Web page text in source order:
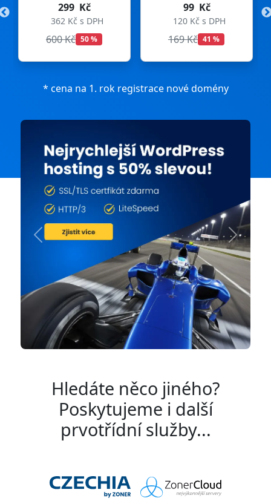
120 Kč s DPH
169 Kč
333 Kč s DPH
299 Kč
* cena na 1. rok registrace nové domény
Previous Next
Hledáte něco jiného?
Poskytujeme i další
prvotřídní služby...